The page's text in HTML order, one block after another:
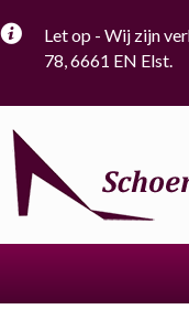
Let op - Wij zijn
78, 6661 EN Elst.